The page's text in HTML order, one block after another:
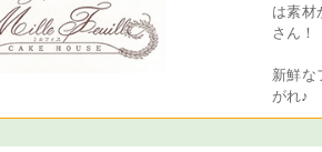
は素材
さん！
新鮮な
がれ♪